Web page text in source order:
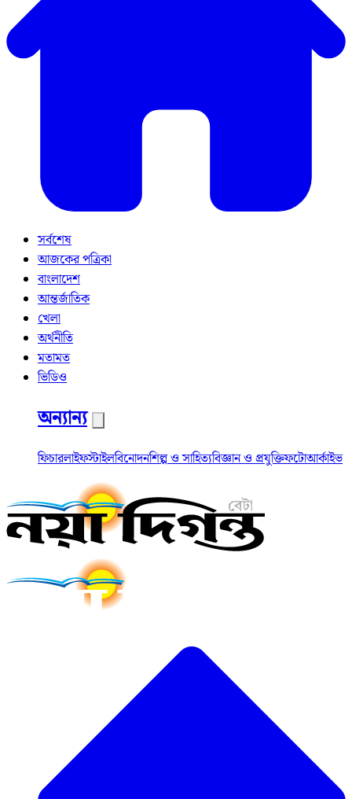
সর্বশেষ
আজকের পত্রিকা
বাংলাদেশ
আন্তর্জাতিক
খেলা
অর্থনীতি
মতামত
ভিডিও
অন্যান্য
ফিচারলাইফস্টাইলবিনোদনশিল্প ও সাহিত্যবিজ্ঞান ও প্রযুক্তিফটোআর্কাইভ